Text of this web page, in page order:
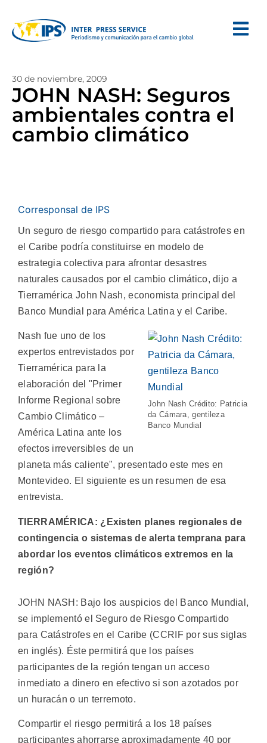
30 de noviembre, 2009
JOHN NASH: Seguros
ambientales contra el
cambio climático
Corresponsal de IPS
Un seguro de riesgo compartido para catástrofes en
el Caribe podría constituirse en modelo de
estrategia colectiva para afrontar desastres
naturales causados por el cambio climático, dijo a
Tierramérica John Nash, economista principal del
Banco Mundial para América Latina y el Caribe.
John Nash Crédito: Patricia
da Cámara, gentileza
Banco Mundial
Nash fue uno de los
expertos entrevistados por
Tierramérica para la
elaboración del "Primer
Informe Regional sobre
Cambio Climático –
América Latina ante los
efectos irreversibles de un
planeta más caliente", presentado este mes en
Montevideo. El siguiente es un resumen de esa
entrevista.
TIERRAMÉRICA: ¿Existen planes regionales de
contingencia o sistemas de alerta temprana para
abordar los eventos climáticos extremos en la
región?
JOHN NASH: Bajo los auspicios del Banco Mundial,
se implementó el Seguro de Riesgo Compartido
para Catástrofes en el Caribe (CCRIF por sus siglas
en inglés). Éste permitirá que los países
participantes de la región tengan un acceso
inmediato a dinero en efectivo si son azotados por
un huracán o un terremoto.
Compartir el riesgo permitirá a los 18 países
participantes ahorrarse aproximadamente 40 por